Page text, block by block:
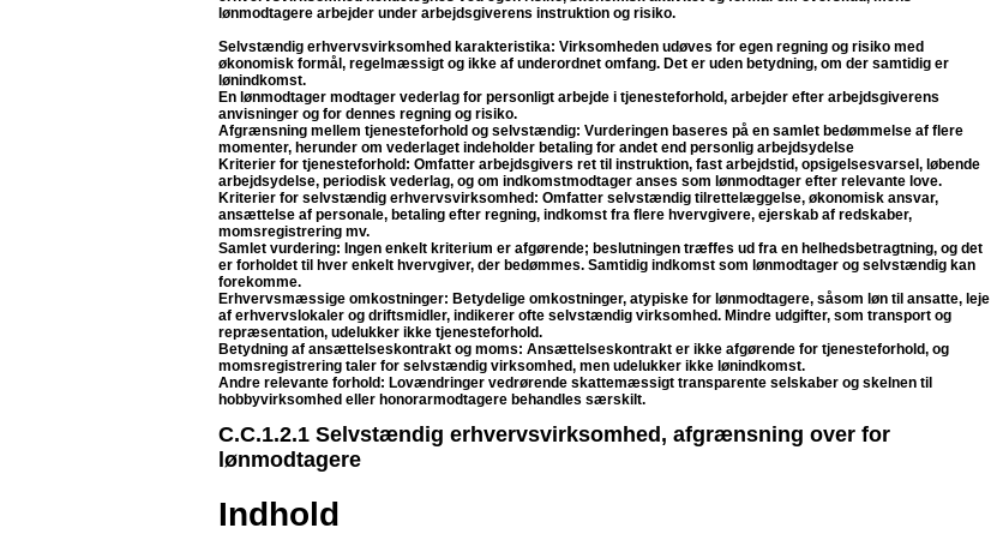
lønmodtagere arbejder under arbejdsgiverens instruktion og risiko.
Selvstændig erhvervsvirksomhed karakteristika: Virksomheden udøves for egen regning og risiko med
økonomisk formål, regelmæssigt og ikke af underordnet omfang. Det er uden betydning, om der samtidig er
lønindkomst.
En lønmodtager modtager vederlag for personligt arbejde i tjenesteforhold, arbejder efter arbejdsgiverens
anvisninger og for dennes regning og risiko.
Afgrænsning mellem tjenesteforhold og selvstændig: Vurderingen baseres på en samlet bedømmelse af flere
momenter, herunder om vederlaget indeholder betaling for andet end personlig arbejdsydelse
Kriterier for tjenesteforhold: Omfatter arbejdsgivers ret til instruktion, fast arbejdstid, opsigelsesvarsel, løbende
arbejdsydelse, periodisk vederlag, og om indkomstmodtager anses som lønmodtager efter relevante love.
Kriterier for selvstændig erhvervsvirksomhed: Omfatter selvstændig tilrettelæggelse, økonomisk ansvar,
ansættelse af personale, betaling efter regning, indkomst fra flere hvervgivere, ejerskab af redskaber,
momsregistrering mv.
Samlet vurdering: Ingen enkelt kriterium er afgørende; beslutningen træffes ud fra en helhedsbetragtning, og det
er forholdet til hver enkelt hvervgiver, der bedømmes. Samtidig indkomst som lønmodtager og selvstændig kan
forekomme.
Erhvervsmæssige omkostninger: Betydelige omkostninger, atypiske for lønmodtagere, såsom løn til ansatte, leje
af erhvervslokaler og driftsmidler, indikerer ofte selvstændig virksomhed. Mindre udgifter, som transport og
repræsentation, udelukker ikke tjenesteforhold.
Betydning af ansættelseskontrakt og moms: Ansættelseskontrakt er ikke afgørende for tjenesteforhold, og
momsregistrering taler for selvstændig virksomhed, men udelukker ikke lønindkomst.
Andre relevante forhold: Lovændringer vedrørende skattemæssigt transparente selskaber og skelnen til
hobbyvirksomhed eller honorarmodtagere behandles særskilt.
C.C.1.2.1 Selvstændig erhvervsvirksomhed, afgrænsning over for
lønmodtagere
Indhold